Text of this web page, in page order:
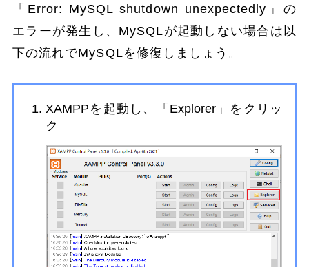
「Error: MySQL shutdown unexpectedly」の
エラーが発生し、MySQLが起動しない場合は以
下の流れでMySQLを修復しましょう。
XAMPPを起動し、「Explorer」をクリッ
ク